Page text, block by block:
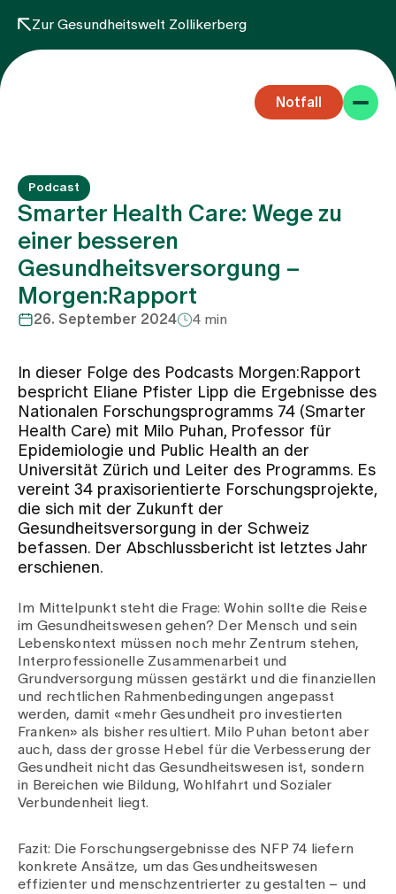
Zur Gesundheitswelt Zollikerberg
Notfall
Fachbereiche
Aufenthalt
Team
Zuweisende
Events
Über uns
Aktuelles
Jobs & Karriere
Kontakt
Babygalerie
Blog
Medien
Podcast
Smarter Health Care: Wege zu
einer besseren
Gesundheitsversorgung –
Morgen:Rapport
26. September 2024 4 min
In dieser Folge des Podcasts Morgen:Rapport
bespricht Eliane Pfister Lipp die Ergebnisse des
Nationalen Forschungsprogramms 74 (Smarter
Health Care) mit Milo Puhan, Professor für
Epidemiologie und Public Health an der
Universität Zürich und Leiter des Programms. Es
vereint 34 praxisorientierte Forschungsprojekte,
die sich mit der Zukunft der
Gesundheitsversorgung in der Schweiz
befassen. Der Abschlussbericht ist letztes Jahr
erschienen.
Im Mittelpunkt steht die Frage: Wohin sollte die Reise
im Gesundheitswesen gehen? Der Mensch und sein
Lebenskontext müssen noch mehr Zentrum stehen,
Interprofessionelle Zusammenarbeit und
Grundversorgung müssen gestärkt und die finanziellen
und rechtlichen Rahmenbedingungen angepasst
werden, damit «mehr Gesundheit pro investierten
Franken» als bisher resultiert. Milo Puhan betont aber
auch, dass der grosse Hebel für die Verbesserung der
Gesundheit nicht das Gesundheitswesen ist, sondern
in Bereichen wie Bildung, Wohlfahrt und Sozialer
Verbundenheit liegt.
Fazit: Die Forschungsergebnisse des NFP 74 liefern
konkrete Ansätze, um das Gesundheitswesen
effizienter und menschzentrierter zu gestalten – und